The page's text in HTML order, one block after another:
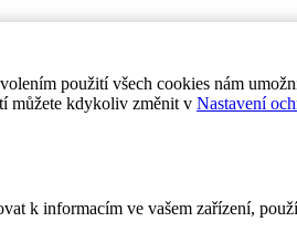
použití všech cookies nám
můžete kdykoliv změnit v Nastavení
k informacím ve vašem zařízení,